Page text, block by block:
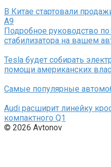
В Китае стартовали
A9
Подробное руководство
стабилизатора на вашем
Tesla будет собирать
помощи американских
Самые популярные
Audi расширит линейку
компактного Q1
© 2026 Avtonov